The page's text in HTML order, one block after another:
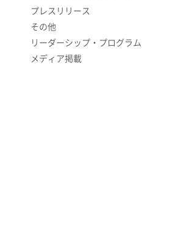
プレスリリース
その他
リーダーシップ・プログラム
メディア掲載